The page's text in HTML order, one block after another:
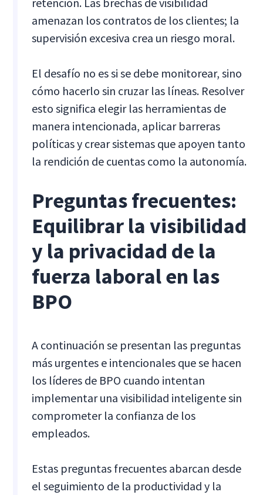
amenazan los contratos de los clientes; la
supervisión excesiva crea un riesgo moral.
El desafío no es si se debe monitorear, sino
cómo hacerlo sin cruzar las líneas. Resolver
esto significa elegir las herramientas de
manera intencionada, aplicar barreras
políticas y crear sistemas que apoyen tanto
la rendición de cuentas como la autonomía.
Preguntas frecuentes:
Equilibrar la visibilidad
y la privacidad de la
fuerza laboral en las
BPO
A continuación se presentan las preguntas
más urgentes e intencionales que se hacen
los líderes de BPO cuando intentan
implementar una visibilidad inteligente sin
comprometer la confianza de los
empleados.
Estas preguntas frecuentes abarcan desde
el seguimiento de la productividad y la